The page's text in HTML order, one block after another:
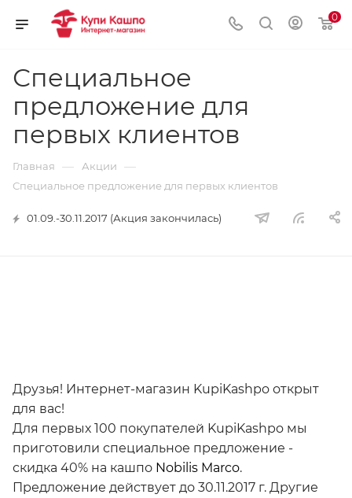
0
Специальное
предложение для
первых клиентов
Главная — Акции —
Специальное предложение для первых клиентов
01.09.-30.11.2017 (Акция закончилась)
Друзья! Интернет-магазин KupiKashpo открыт
для вас!
Для первых 100 покупателей KupiKashpo мы
приготовили специальное предложение -
скидка 40% на кашпо Nobilis Marco.
Предложение действует до 30.11.2017 г. Другие